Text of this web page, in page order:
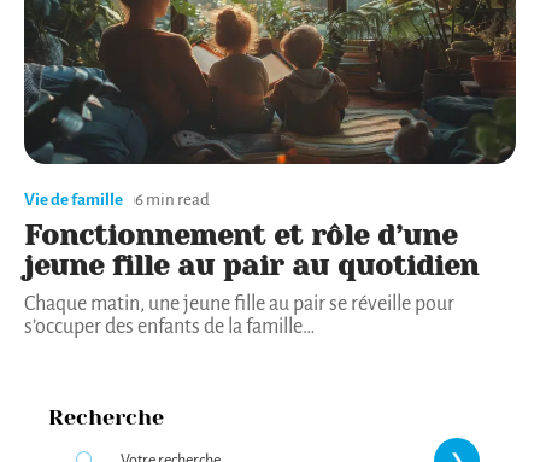
Vie de famille 6 min read
Fonctionnement et rôle d’une
jeune fille au pair au quotidien
Chaque matin, une jeune fille au pair se réveille pour
s’occuper des enfants de la famille…
Recherche